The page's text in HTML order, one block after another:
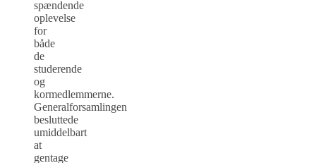
spændende
oplevelse
for
både
de
studerende
og
kormedlemmerne.
Generalforsamlingen
besluttede
umiddelbart
at
gentage